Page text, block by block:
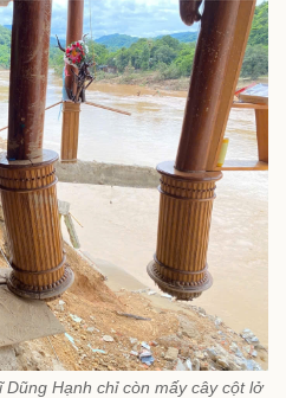
Hạnh chỉ còn mấy cây cột lở